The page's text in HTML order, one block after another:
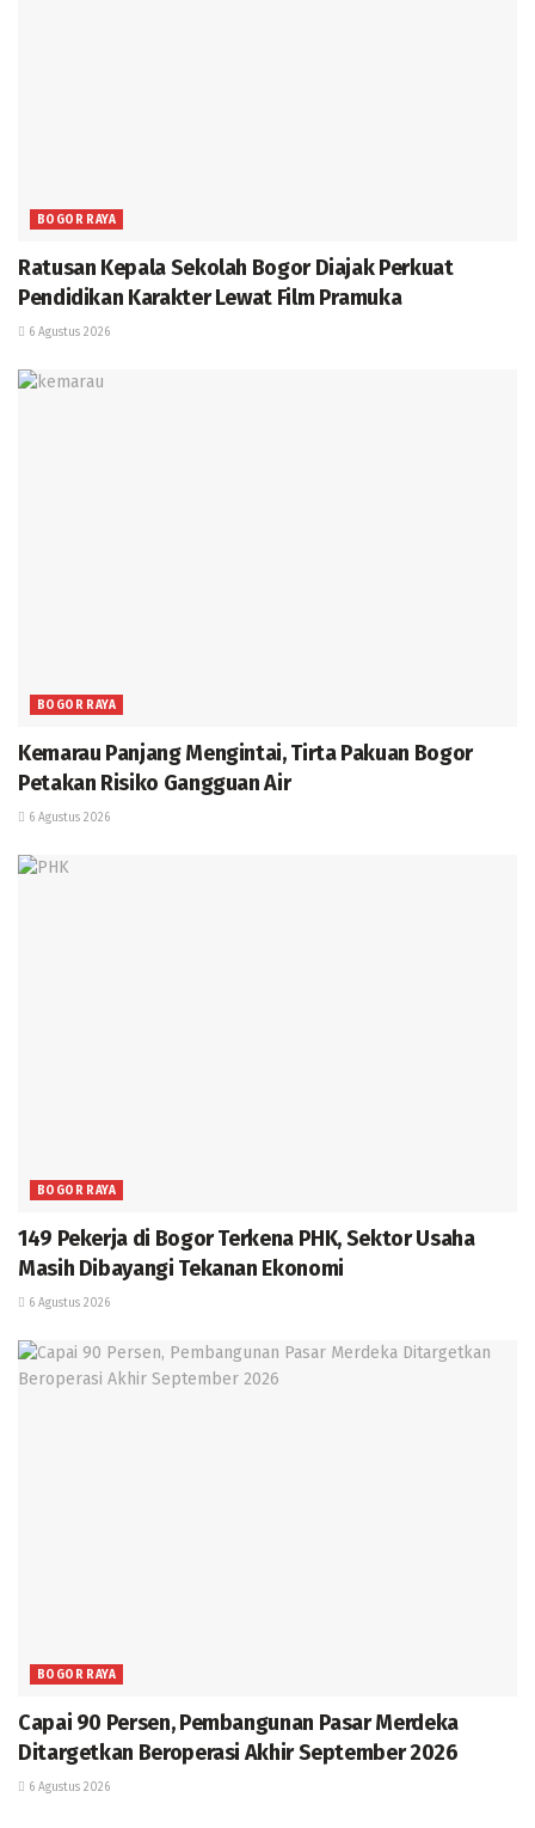
BOGOR RAYA
Ratusan Kepala Sekolah Bogor Diajak Perkuat
Pendidikan Karakter Lewat Film Pramuka
6 Agustus 2026
BOGOR RAYA
Kemarau Panjang Mengintai, Tirta Pakuan Bogor
Petakan Risiko Gangguan Air
6 Agustus 2026
BOGOR RAYA
149 Pekerja di Bogor Terkena PHK, Sektor Usaha
Masih Dibayangi Tekanan Ekonomi
6 Agustus 2026
BOGOR RAYA
Capai 90 Persen, Pembangunan Pasar Merdeka
Ditargetkan Beroperasi Akhir September 2026
6 Agustus 2026